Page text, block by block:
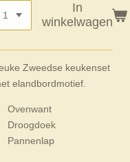
In
winkelwagen
Zweedse keukenset
elandbordmotief.
Ovenwant
Droogdoek
Pannenlap